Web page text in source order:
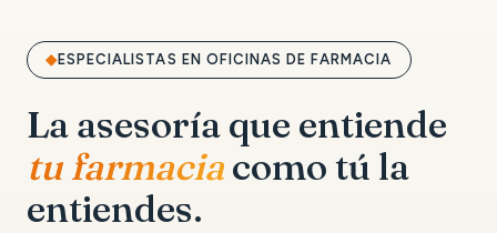
ESPECIALISTAS EN OFICINAS DE FARMACIA
La asesoría que entiende
tu farmaciacomo tú la
entiendes.